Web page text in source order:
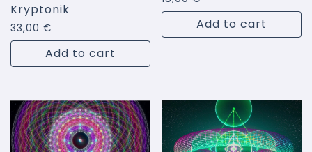
Kryptonik
33,00 €
Add to cart
Add to cart